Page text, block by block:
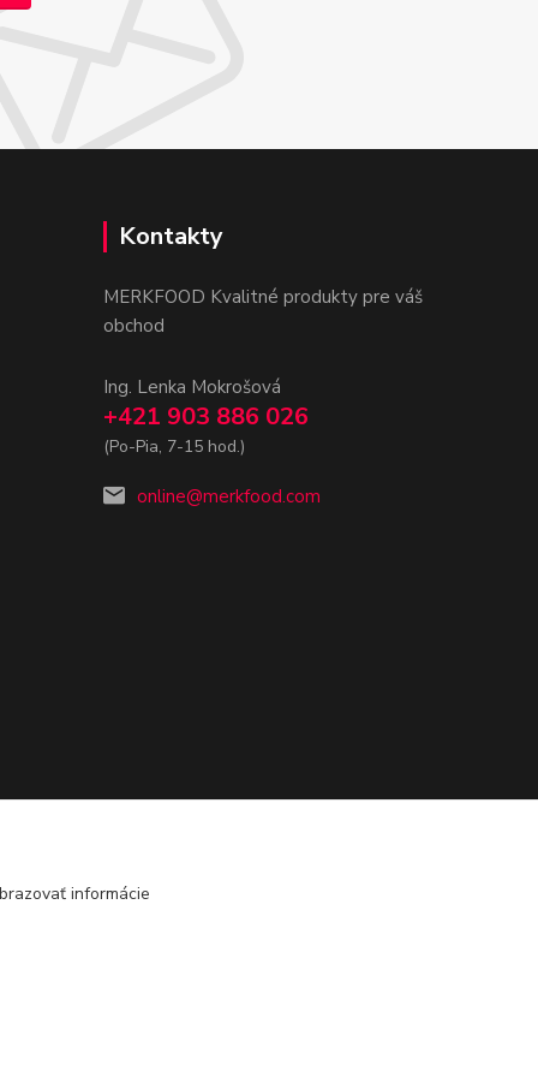
Kontakty
MERKFOOD Kvalitné produkty pre váš
obchod
Ing. Lenka Mokrošová
+421 903 886 026
(Po-Pia, 7-15 hod.)
online@merkfood.com
informácie